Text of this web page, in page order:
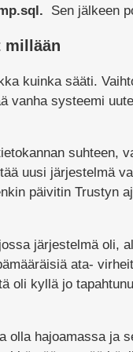
Sen jälkeen
millään
kuinka sääti.
vanha systeemi
suhteen,
uusi järjestelmä
päivitin Trustyn
järjestelmä oli,
ata-
oli kyllä jo
hajoamassa ja